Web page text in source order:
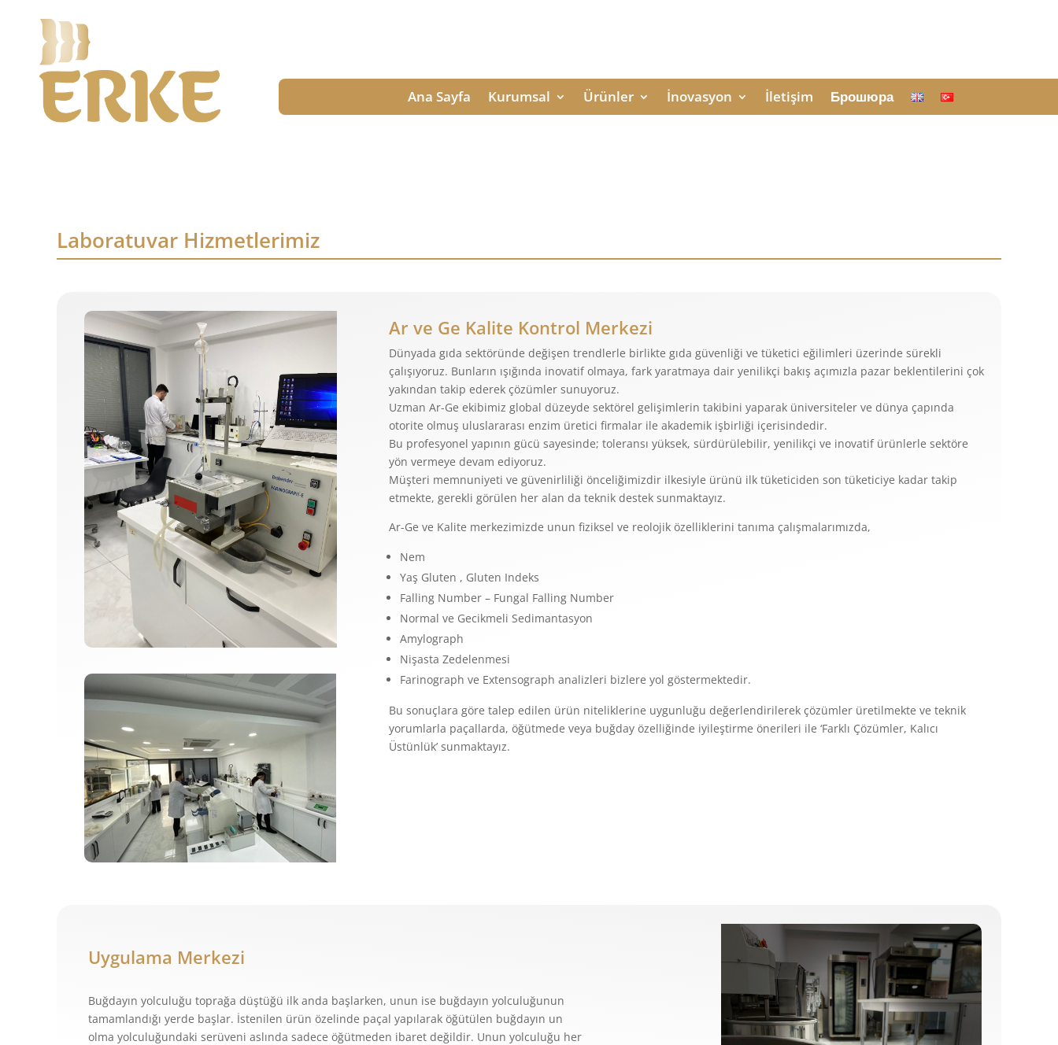
Ana Sayfa Kurumsal Ürünler İnovasyon İletişim Брошюра
Laboratuvar Hizmetlerimiz
Ar ve Ge Kalite Kontrol Merkezi
Dünyada gıda sektöründe değişen trendlerle birlikte gıda güvenliği ve tüketici eğilimleri üzerinde sürekli
çalışıyoruz. Bunların ışığında inovatif olmaya, fark yaratmaya dair yenilikçi bakış açımızla pazar beklentilerini çok
yakından takip ederek çözümler sunuyoruz.
Uzman Ar-Ge ekibimiz global düzeyde sektörel gelişimlerin takibini yaparak üniversiteler ve dünya çapında
otorite olmuş uluslararası enzim üretici firmalar ile akademik işbirliği içerisindedir.
Bu profesyonel yapının gücü sayesinde; toleransı yüksek, sürdürülebilir, yenilikçi ve inovatif ürünlerle sektöre
yön vermeye devam ediyoruz.
Müşteri memnuniyeti ve güvenirliliği önceliğimizdir ilkesiyle ürünü ilk tüketiciden son tüketiciye kadar takip
etmekte, gerekli görülen her alan da teknik destek sunmaktayız.
Ar-Ge ve Kalite merkezimizde unun fiziksel ve reolojik özelliklerini tanıma çalışmalarımızda,
Nem
Yaş Gluten , Gluten Indeks
Falling Number – Fungal Falling Number
Normal ve Gecikmeli Sedimantasyon
Amylograph
Nişasta Zedelenmesi
Farinograph ve Extensograph analizleri bizlere yol göstermektedir.
Bu sonuçlara göre talep edilen ürün niteliklerine uygunluğu değerlendirilerek çözümler üretilmekte ve teknik
yorumlarla paçallarda, öğütmede veya buğday özelliğinde iyileştirme önerileri ile ‘Farklı Çözümler, Kalıcı
Üstünlük’ sunmaktayız.
Uygulama Merkezi
Buğdayın yolculuğu toprağa düştüğü ilk anda başlarken, unun ise buğdayın yolculuğunun
tamamlandığı yerde başlar. İstenilen ürün özelinde paçal yapılarak öğütülen buğdayın un
olma yolculuğundaki serüveni aslında sadece öğütmeden ibaret değildir. Unun yolculuğu her